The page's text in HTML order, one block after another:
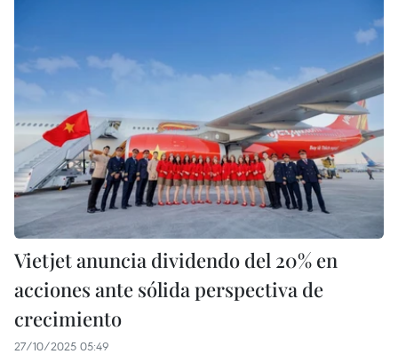
Vietjet anuncia dividendo del 20% en
acciones ante sólida perspectiva de
crecimiento
27/10/2025 05:49